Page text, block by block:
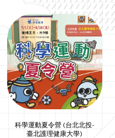
科學運動夏令營 (台北北投-
臺北護理健康大學)